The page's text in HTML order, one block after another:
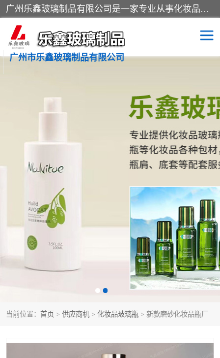
广州乐鑫玻璃制品有限公司是一家专业从事化妆品瓶子、化妆品玻璃瓶子、膏霜瓶、化妆品玻璃瓶等产品的集开发研制、生产、销售于一体的实业型玻璃制品生产企业。产品从设计、开模、试样、生产、蒙砂、抛光、喷涂、高低温单色及多色印刷，烫金（银）到交货实现一条龙服务。
广州市乐鑫玻璃制品有限公司
当前位置： 首页 > 供应商机 > 化妆品玻璃瓶 > 新款磨砂化妆品瓶厂
化妆品包装瓶 香水包装瓶
化妆品玻璃瓶
玻璃瓶
拉管瓶